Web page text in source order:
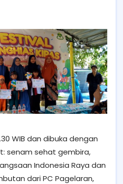
WIB dan dibuka dengan
senam sehat gembira,
Indonesia Raya dan
dari PC Pagelaran,